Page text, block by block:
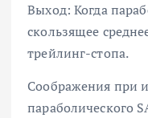
Выход: Когда
скользящее
трейлинг-стопа.
Соображения при
параболического